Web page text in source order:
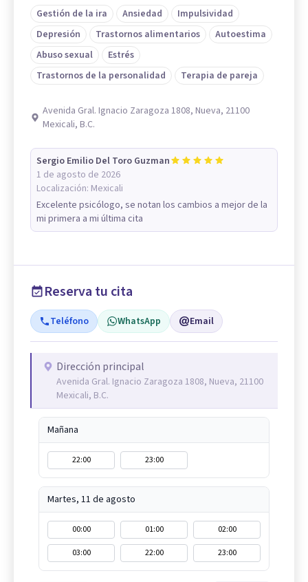
Gestión de la ira Ansiedad
Impulsividad
Depresión
Trastornos alimentarios
Autoestima
Abuso sexual
Estrés
Trastornos de la personalidad
Terapia de pareja
Avenida Gral. Ignacio Zaragoza 1808, Nueva, 21100
Mexicali, B.C.
Sergio Emilio Del Toro Guzman
1 de agosto de 2026
Localización: Mexicali
Excelente psicólogo, se notan los cambios a mejor de la
mi primera a mi última cita
Reserva tu cita
Teléfono WhatsApp Email
Dirección principal
Avenida Gral. Ignacio Zaragoza 1808, Nueva, 21100
Mexicali, B.C.
Mañana
22:00 23:00
Martes, 11 de agosto
00:00 01:00
02:00
03:00
22:00 23:00